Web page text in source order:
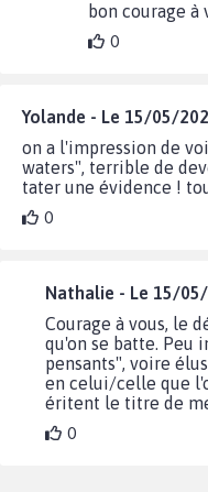
bon courage à
0
Yolande - Le 15/05/
on a l'impression de
waters", terrible de
tater une évidence !
0
Nathalie - Le 15/
Courage à vous, le
qu'on se batte. Peu
pensants", voire
en celui/celle que
éritent le titre de
0